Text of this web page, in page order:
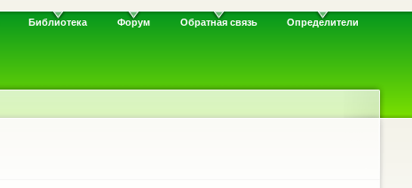
Библиотека Форум Обратная связь Определители